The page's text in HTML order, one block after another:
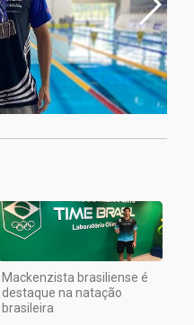
2
Mackenzista brasiliense é
destaque na natação
brasileira